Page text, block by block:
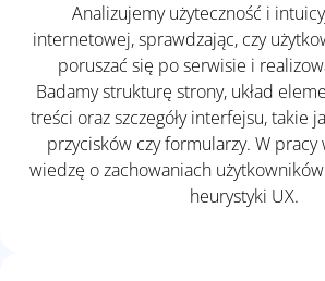
Analizujemy użyteczność i
internetowej, sprawdzając, czy
poruszać się po serwisie i
Badamy strukturę strony, układ
treści oraz szczegóły interfejsu, takie
przycisków czy formularzy. W pracy
wiedzę o zachowaniach
heurystyki UX.